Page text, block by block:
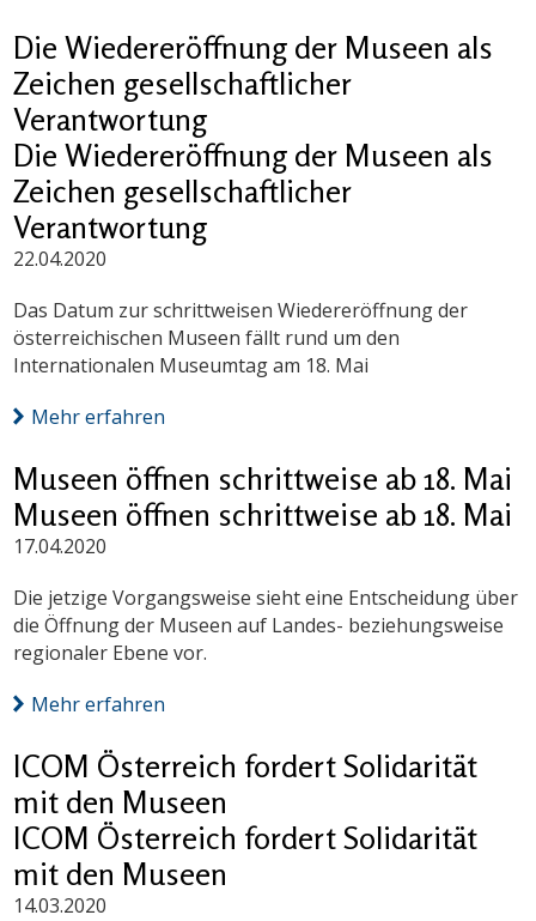
Die Wiedereröffnung der Museen als
Zeichen gesellschaftlicher
Verantwortung
Die Wiedereröffnung der Museen als
Zeichen gesellschaftlicher
Verantwortung
22.04.2020
Das Datum zur schrittweisen Wiedereröffnung der
österreichischen Museen fällt rund um den
Internationalen Museumtag am 18. Mai
Mehr erfahren
Museen öffnen schrittweise ab 18. Mai
Museen öffnen schrittweise ab 18. Mai
17.04.2020
Die jetzige Vorgangsweise sieht eine Entscheidung über
die Öffnung der Museen auf Landes- beziehungsweise
regionaler Ebene vor.
Mehr erfahren
ICOM Österreich fordert Solidarität
mit den Museen
ICOM Österreich fordert Solidarität
mit den Museen
14.03.2020